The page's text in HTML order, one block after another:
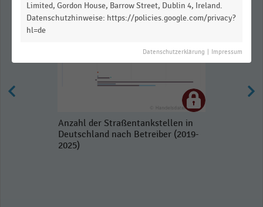
Anzahl der Straßentankstellen in
Deutschland nach Betreiber (2019-
2025)
Limited, Gordon House, Barrow Street, Dublin 4, Ireland.
Datenschutzhinweise: https://policies.google.com/privacy?
hl=de
Datenschutzerklärung Impressum